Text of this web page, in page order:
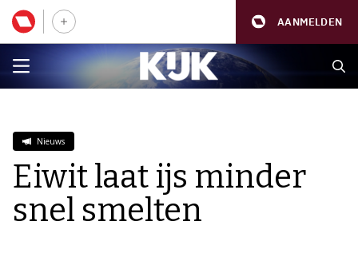
AANMELDEN
Nieuws
Eiwit laat ijs minder
snel smelten